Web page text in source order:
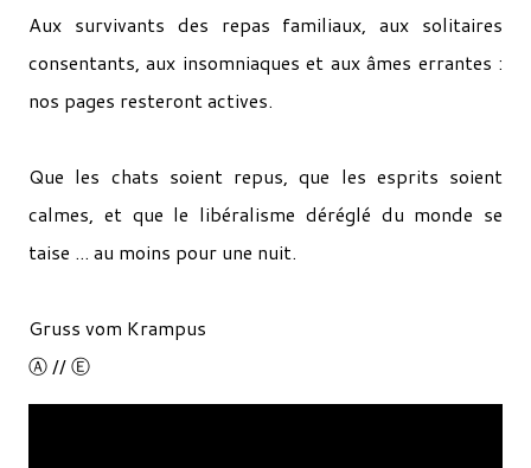
Aux survivants des repas familiaux, aux solitaires
consentants, aux insomniaques et aux âmes errantes :
nos pages resteront actives.
Que les chats soient repus, que les esprits soient
calmes, et que le libéralisme déréglé du monde se
taise ... au moins pour une nuit.
Gruss vom Krampus
Ⓐ // Ⓔ